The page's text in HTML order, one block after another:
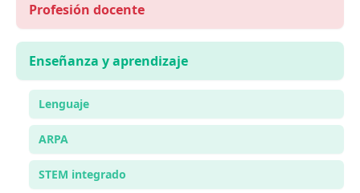
Profesión docente
Enseñanza y aprendizaje
Lenguaje
ARPA
STEM integrado